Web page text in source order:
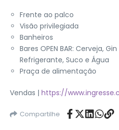
Frente ao palco
Visão privilegiada
Banheiros
Bares OPEN BAR: Cerveja,
Refrigerante, Suco e Água
Praça de alimentação
Vendas | https://
Compartilhe